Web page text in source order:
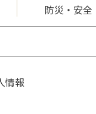
防災・安全
情報